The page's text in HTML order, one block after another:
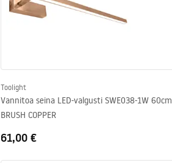
Toolight
Vannitoa seina LED-valgusti SWE038-1W 60cm
BRUSH COPPER
61,00 €